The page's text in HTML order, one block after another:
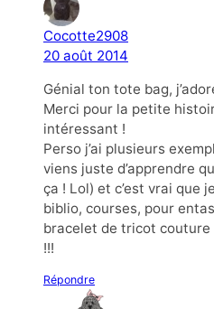
Cocotte2908
20 août 2014
Génial ton tote bag,
Merci pour la petite
intéressant !
Perso j’ai plusieurs
viens juste d’apprendre
ça ! Lol) et c’est vrai que
biblio, courses, pour
bracelet de tricot
!!!
Répondre